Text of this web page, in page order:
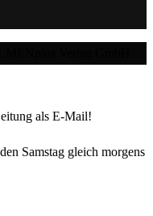
als E-Mail!
Samstag gleich morgens